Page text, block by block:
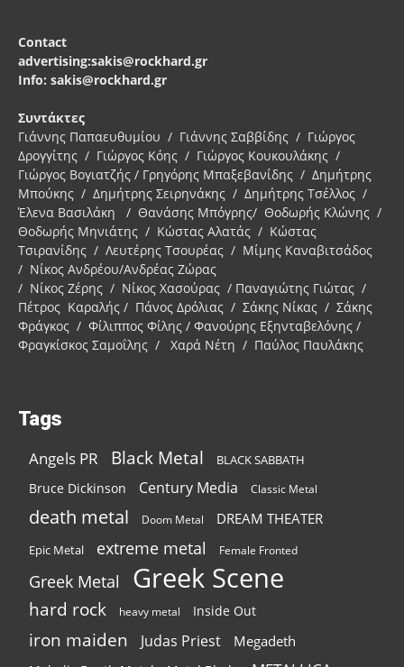
Contact
advertising:sakis@rockhard.gr
Info: sakis@rockhard.gr
Συντάκτες
Γιάννης Παπαευθυμίου / Γιάννης Σαββίδης / Γιώργος
Δρογγίτης / Γιώργος Κόης / Γιώργος Κουκουλάκης /
Γιώργος Βογιατζής / Γρηγόρης Μπαξεβανίδης / Δημήτρης
Μπούκης / Δημήτρης Σειρηνάκης / Δημήτρης Τσέλλος /
Έλενα Βασιλάκη / Θανάσης Μπόγρης/ Θοδωρής Κλώνης /
Θοδωρής Μηνιάτης / Κώστας Αλατάς / Κώστας
Τσιρανίδης / Λευτέρης Τσουρέας / Μίμης Καναβιτσάδος
/ Νίκος Ανδρέου/Ανδρέας Ζώρας
/ Νίκος Ζέρης / Νίκος Χασούρας / Παναγιώτης Γιώτας /
Πέτρος Καραλής / Πάνος Δρόλιας / Σάκης Νίκας / Σάκης
Φράγκος / Φίλιππος Φίλης / Φανούρης Εξηνταβελόνης /
Φραγκίσκος Σαμοΐλης / Χαρά Νέτη / Παύλος Παυλάκης
Tags
Angels PR Black Metal BLACK SABBATH
Bruce Dickinson Century Media Classic Metal
death metal Doom Metal DREAM THEATER
Epic Metal extreme metal Female Fronted
Greek Metal Greek Scene
hard rock heavy metal Inside Out
iron maiden Judas Priest Megadeth